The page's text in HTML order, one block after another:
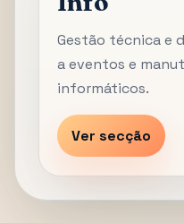
Gestão técnica e
a eventos e
informáticos.
Ver secção